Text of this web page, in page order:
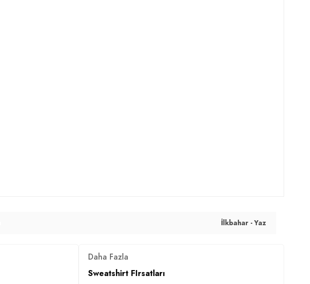
İlkbahar - Yaz
Daha Fazla
Sweatshirt FIrsatları